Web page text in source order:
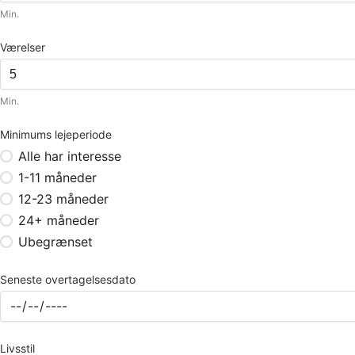
Min.
Værelser
Min.
Minimums lejeperiode
Alle har interesse
1-11 måneder
12-23 måneder
24+ måneder
Ubegrænset
Seneste overtagelsesdato
Livsstil